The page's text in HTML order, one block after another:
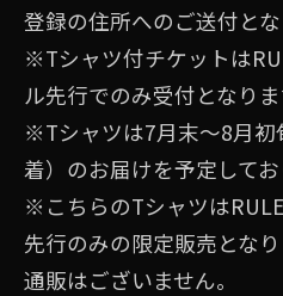
登録の住所へのご送付とな
※Tシャツ付チケットは
ル先行でのみ受付となりま
※Tシャツは7月末〜8月初
着）のお届けを予定してお
※こちらのTシャツは
先行のみの限定販売とな
通販はございません。